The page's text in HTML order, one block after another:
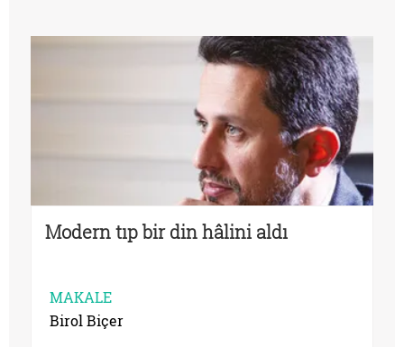
Modern tıp bir din hâlini aldı
MAKALE
Birol Biçer